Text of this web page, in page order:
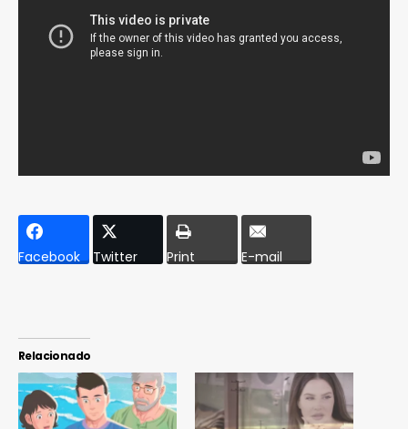
Facebook Twitter Print E-mail
Relacionado